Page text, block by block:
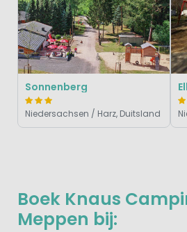
Boek Knaus
Meppen bij:
Sonnenberg
Niedersachsen / Harz, Duitsland